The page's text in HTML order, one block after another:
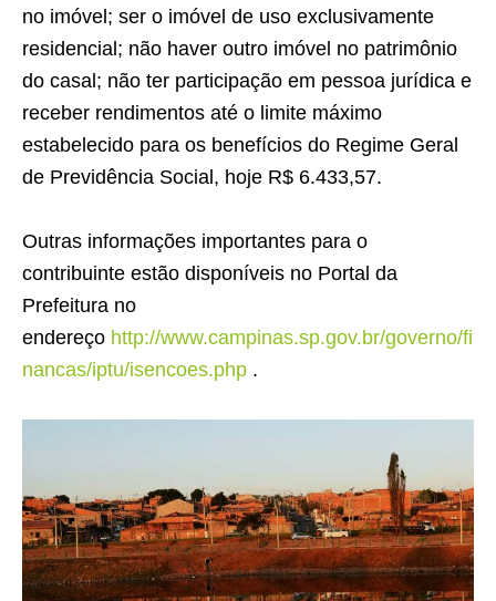
no imóvel; ser o imóvel de uso exclusivamente
residencial; não haver outro imóvel no patrimônio
do casal; não ter participação em pessoa jurídica e
receber rendimentos até o limite máximo
estabelecido para os benefícios do Regime Geral
de Previdência Social, hoje R$ 6.433,57.
Outras informações importantes para o
contribuinte estão disponíveis no Portal da
Prefeitura no
endereço http://www.campinas.sp.gov.br/governo/fi
nancas/iptu/isencoes.php .